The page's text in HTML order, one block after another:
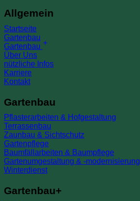
Allgemein
Startseite
Gartenbau
Gartenbau
Über Uns
nützliche Infos
Karriere
Kontakt
Gartenbau
Pflasterarbeiten & Hofgestaltung
Terrassenbau
Zaunbau & Sichtschutz
Gartenpflege
Baumfällarbeiten & Baumpflege
Gartenumgestaltung & -modernisierung
Winterdienst
Gartenbau+